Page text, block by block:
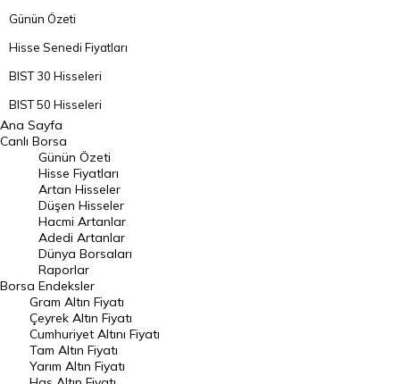
Günün Özeti
Hisse Senedi Fiyatları
BIST 30 Hisseleri
BIST 50 Hisseleri
BIST 100 Hisseleri
En Çok Artan Hisseler
En Çok Düşen Hisseler
Hacmi Artanlar
Geçmiş Kapanışlar
Dünya Borsaları
Raporlar
Endeksler
DÖVİZ
Ana Sayfa
Canlı Borsa
Borsa
Günün Özeti
Hisse Fiyatları
Artan Hisseler
Düşen Hisseler
Hacmi Artanlar
Adedi Artanlar
Dünya Borsaları
Raporlar
Endeksler
Gram Altın Fiyatı
Çeyrek Altın Fiyatı
Cumhuriyet Altını Fiyatı
Tam Altın Fiyatı
Yarım Altın Fiyatı